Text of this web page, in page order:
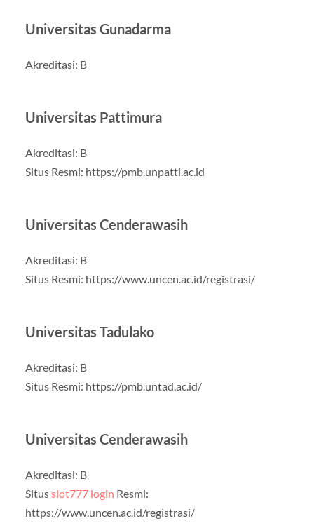
Universitas Gunadarma
Akreditasi: B
Universitas Pattimura
Akreditasi: B
Situs Resmi: https://pmb.unpatti.ac.id
Universitas Cenderawasih
Akreditasi: B
Situs Resmi: https://www.uncen.ac.id/registrasi/
Universitas Tadulako
Akreditasi: B
Situs Resmi: https://pmb.untad.ac.id/
Universitas Cenderawasih
Akreditasi: B
Situsslot777 login Resmi:
https://www.uncen.ac.id/registrasi/